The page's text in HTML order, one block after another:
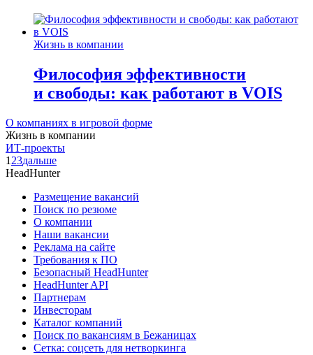
Жизнь в компании
Философия эффективности
и свободы: как работают в VOIS
О компаниях в игровой форме
Жизнь в компании
ИТ-проекты
1 23дальше
HeadHunter
Размещение вакансий
Поиск по резюме
О компании
Наши вакансии
Реклама на сайте
Требования к ПО
Безопасный HeadHunter
HeadHunter API
Партнерам
Инвесторам
Каталог компаний
Поиск по вакансиям в Бежаницах
Сетка: соцсеть для нетворкинга